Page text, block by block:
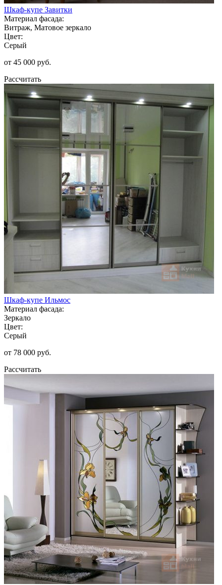
Шкаф-купе Завитки
Материал фасада:
Витраж, Матовое зеркало
Цвет:
Серый
от 45 000 руб.
Рассчитать
Шкаф-купе Ильмос
Материал фасада:
Зеркало
Цвет:
Серый
от 78 000 руб.
Рассчитать